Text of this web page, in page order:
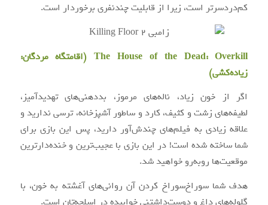
کم‌دردسرتر است، زیرا از قابلیت چندنفری برخوردار است.
The House of the Dead: Overkill (اقامتگاه مردگان:
زیاده‌کشی)
اگر از خون زیاد، ناله‌های مرموز، بددهنی‌های تهدیدآمیز،
لطیفه‌های زشت و کثیف، کارد و ساطور آشپزخانه، ترسی ندارید و
علاقه زیادی به فیلم‌های چندش‌آور دارید، پس این بازی برای
شما ساخته شده است! در این بازی با عجیب‌ترین و خنده‌دارترین
موقعیت‌ها روبه‌رو خواهید شد.
هدف شما سوراخ‌سوراخ کردن آن روانی‌های آغشته به خون، با
گلوله‌های داغ و دوست‌داشتنی خوابیده در اسلحه‌تان است.